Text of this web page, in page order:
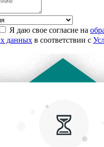
Я даю свое согласие на
данных в соответствии с